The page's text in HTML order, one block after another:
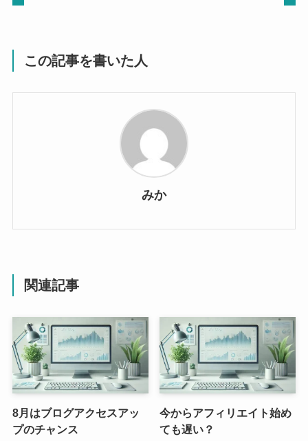
この記事を書いた人
みか
関連記事
8月はブログアクセスアッ
プのチャンス
今からアフィリエイト始め
ても遅い？